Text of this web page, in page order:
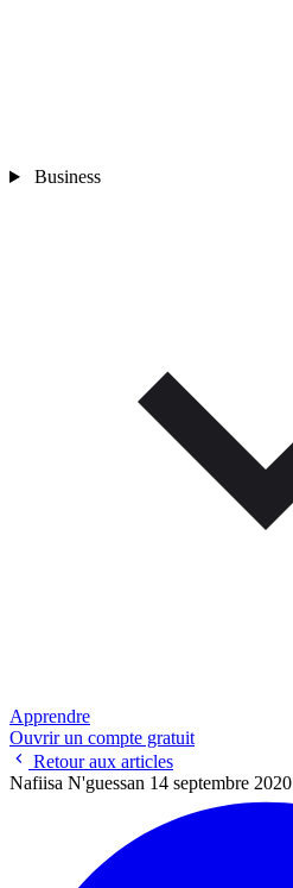
Business
Apprendre
Ouvrir un compte gratuit
Retour aux articles
Nafiisa N'guessan 14 septembre 2020